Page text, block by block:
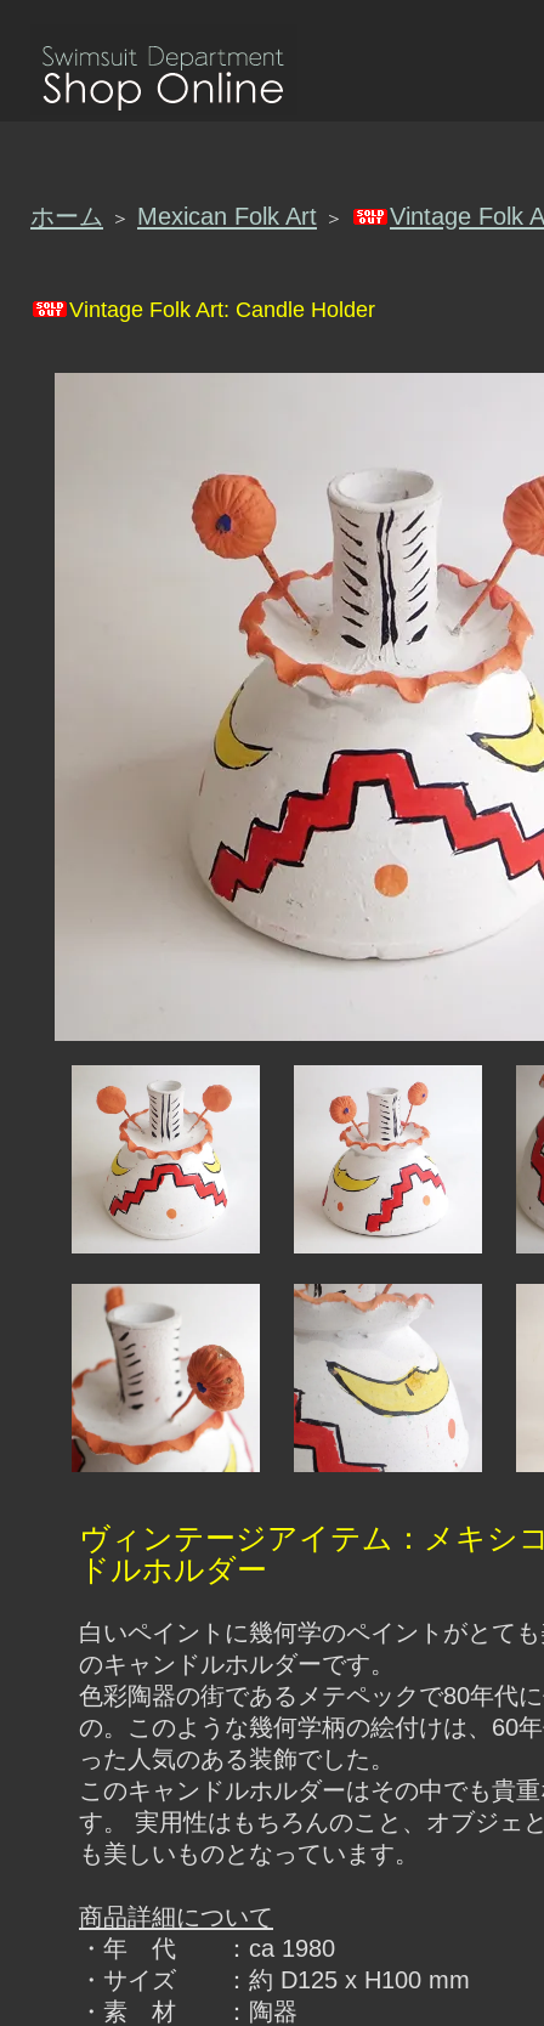
ホーム ＞ Mexican Folk Art ＞ Vintage Folk
Vintage Folk Art: Candle Holder
ヴィンテージアイテム：メキシ
ドルホルダー
白いペイントに幾何学のペイントがとて
のキャンドルホルダーです。
色彩陶器の街であるメテペックで80年代
の。このような幾何学柄の絵付けは、60
った人気のある装飾でした。
このキャンドルホルダーはその中でも貴
す。 実用性はもちろんのこと、オブジェ
も美しいものとなっています。
商品詳細について
・年 代 ：ca 1980
・サイズ ：約 D125 x H100 mm
・素 材 ：陶器